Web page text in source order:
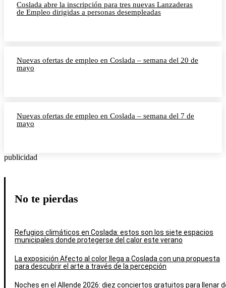
Coslada abre la inscripción para tres nuevas Lanzaderas
de Empleo dirigidas a personas desempleadas
Nuevas ofertas de empleo en Coslada – semana del 20 de
mayo
Nuevas ofertas de empleo en Coslada – semana del 7 de
mayo
publicidad
No te pierdas
Refugios climáticos en Coslada: estos son los siete espacios
municipales donde protegerse del calor este verano
La exposición Afecto al color llega a Coslada con una propuesta
para descubrir el arte a través de la percepción
Noches en el Allende 2026: diez conciertos gratuitos para llenar